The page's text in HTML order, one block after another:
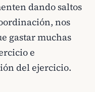
dando saltos
nos
gastar muchas
e
del ejercicio.